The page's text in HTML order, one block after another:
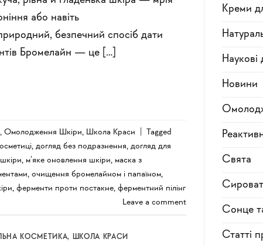
або навіть
безпечний спосіб дати
Бромелайн — це […]
, Омолодження Шкіри, Школа Краси
Tagged
, догляд без подразнення, догляд для
, м’яке оновлення шкіри, маска з
, очищення бромелайном і папаїном,
, ферменти проти постакне, ферментний пілінг
Leave a comment
КОСМЕТИКА, ШКОЛА КРАСИ
Креми
Наукові
Новини
Свята
Сонце
Статті